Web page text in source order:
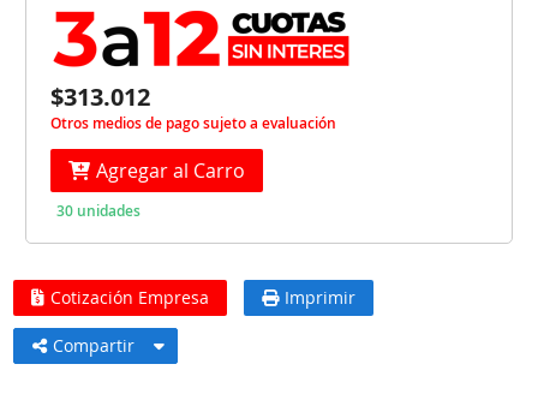
$313.012
Otros medios de pago sujeto a evaluación
Agregar al Carro
30 unidades
Cotización Empresa Imprimir
Compartir